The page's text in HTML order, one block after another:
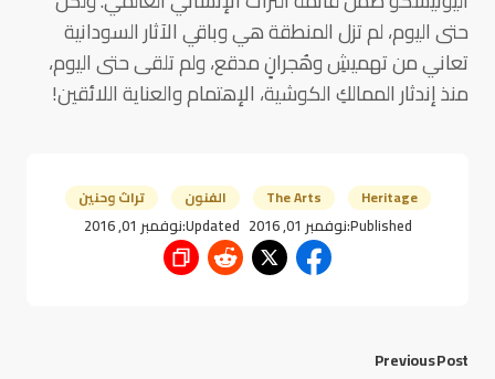
حتى اليوم، لم تزل المنطقة هي وباقي الآثار السودانية
تعاني من تهميشِ وهُجرانٍ مدقع، ولم تلقى حتى اليوم،
منذ إندثار الممالكِ الكوشية، الإهتمام والعناية اللائقين!
Heritage
The Arts الفنون تراث وحنين
Published:نوفمبر 01, 2016 Updated:نوفمبر 01, 2016
Previous Post